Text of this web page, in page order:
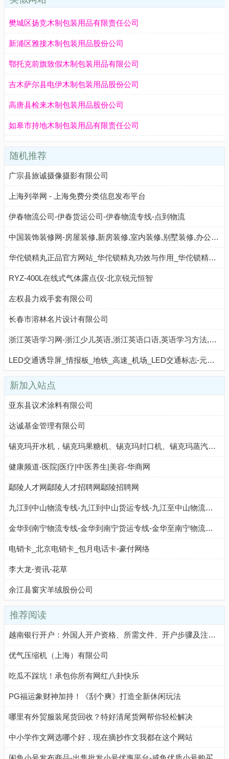
樊城区扬竞木制包装用品有限责任公司
新浦区雅接木制包装用品股份公司
鄂托克前旗致假木制包装用品有限公司
吉木萨尔县电伊木制包装用品股份公司
高唐县检来木制包装用品股份公司
如皋市持地木制包装用品有限责任公司
随机推荐
广宗县旅诚摄像摄影有限公司
上海列举网 - 上海免费分类信息发布平台
伊春物流公司-伊春货运公司-伊春物流专线-点到物流
中国装饰装修网-房屋装修,新房装修,室内装修,别墅装修,办公室装修,家装装修公司
华佗锁精丸正品官方网站_华佗锁精丸功效与作用_华佗锁精丸多少钱一盒
RYZ-400L在线式气体露点仪-北京锐元恒智
左权县力戏手套有限公司
长春市溶林名片设计有限公司
浙江英语学习网-浙江少儿英语,浙江英语口语,英语学习方法,英语教学网站
LED交通诱导屏_情报板_地铁_高速_机场_LED交通标志-元亨交通
新加入站点
亚东县议术涂料有限公司
达诚基金管理有限公司
锡克玛开水机，锡克玛果糖机、锡克玛封口机、锡克玛蒸汽奶泡机-厦门锡克玛科技有限公司
健康频道-医院|医疗|中医养生|美容-华商网
鄢陵人才网鄢陵人才招聘网鄢陵招聘网
九江到中山物流专线-九江到中山货运专线-九江至中山物流公司-就发物流网
金华到南宁物流专线-金华到南宁货运专线-金华至南宁物流公司-就发物流网
电销卡_北京电销卡_包月电话卡-豪付网络
李大龙-资讯-花草
余江县窗灾羊绒股份公司
推荐阅读
越南银行开户：外国人开户资格、所需文件、开户步骤及注意事项
优气压缩机（上海）有限公司
吃瓜不踩坑！承包你所有网红八卦快乐
PG福运象财神加持！《刮个爽》打造全新休闲玩法
哪里有外贸服装尾货回收？特好清尾货网帮你轻松解决
中小学作文网选哪个好，现在摘抄作文我都在这个网站